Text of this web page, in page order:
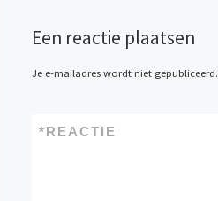
Een reactie plaatsen
Je e-mailadres wordt niet gepubliceerd.
REACTIE
*